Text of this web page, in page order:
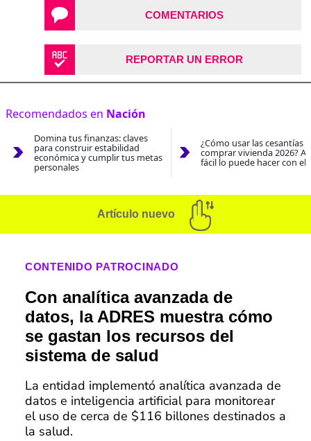
COMENTARIOS
REPORTAR UN ERROR
Recomendados en Nación
Domina tus finanzas: claves
para construir estabilidad
económica y cumplir tus metas
personales
¿Cómo usar las cesantías
comprar vivienda 2026?
fácil lo puede hacer con el
Artículo nuevo
CONTENIDO PATROCINADO
Con analítica avanzada de
datos, la ADRES muestra cómo
se gastan los recursos del
sistema de salud
La entidad implementó analítica avanzada de
datos e inteligencia artificial para monitorear
el uso de cerca de $116 billones destinados a
la salud.